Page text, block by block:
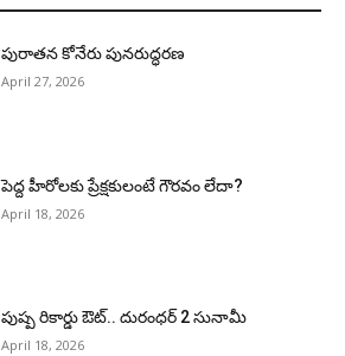
పురాత‌న కోనేరు పున‌రుద్ధ‌ర‌ణ
April 27, 2026
పెద్ద హీరోల‌కు ప్రేక్ష‌కులంటే గౌర‌వం లేదా?
April 18, 2026
పుష్ప రికార్డు ఔట్‌.. దురంధ‌ర్ 2 సునామీ
April 18, 2026